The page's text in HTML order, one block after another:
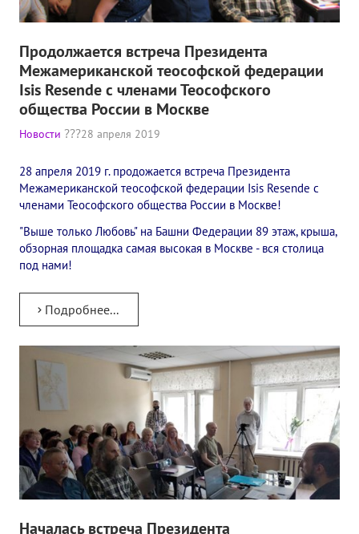
Авторское кино Олега Мартынова
Конкурс городов России на право проведения
Памятник Е.П. Блаватской
ШКОЛА ТЕОСОФИИ
О школе Теософии
Открытая школа теософии
Фотоматериалы
ГОВОРЯТ ТЕОСОФЫ. Рубрика «Вопрос-Ответ»
Книги
Семинары
Плейлист "Международный научно-исследовательский
Плейлист "«Тайная Доктрина» Класс онлайн изучения"
Продолжается встреча Президента
Межамериканской теософской федерации
Isis Resende с членами Теософского
общества России в Москве
Новости 28 апреля 2019
28 апреля 2019 г. продожается встреча Президента
Межамериканской теософской федерации Isis Resende с
членами Теософского общества России в Москве!
"Выше только Любовь" на Башни Федерации 89 этаж, крыша,
обзорная площадка самая высокая в Москве - вся столица
под нами!
Подробнее...
Началась встреча Президента